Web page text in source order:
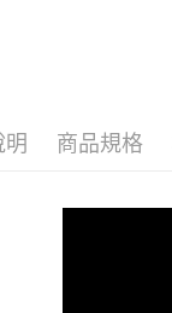
明 商品規格